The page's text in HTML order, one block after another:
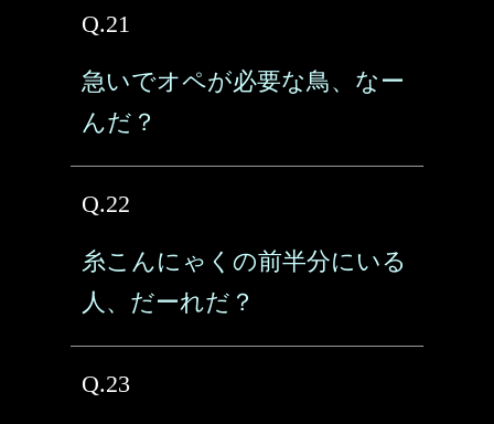
Q.21
急いでオペが必要な鳥、なー
んだ？
Q.22
糸こんにゃくの前半分にいる
人、だーれだ？
Q.23